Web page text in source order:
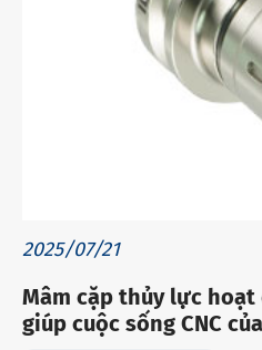
2025/07/21
Mâm cặp thủy lực
giúp cuộc sống CNC